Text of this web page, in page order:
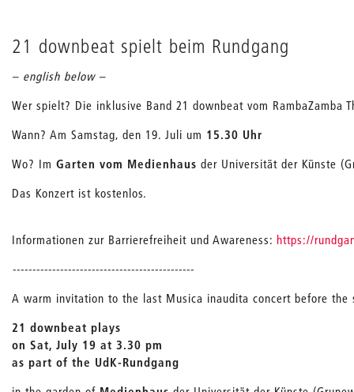
21 downbeat spielt beim Rundgang
– english below –
Wer spielt? Die inklusive Band 21 downbeat vom RambaZamba
Wann? Am Samstag, den 19. Juli um 15.30 Uhr
Wo? Im Garten vom Medienhaus der Universität der Künste
Das Konzert ist kostenlos.
Informationen zur Barrierefreiheit und Awareness: https://
----------------------------------------------
A warm invitation to the last Musica inaudita concert before the
21 downbeat plays
on Sat, July 19 at 3.30 pm
as part of the UdK-Rundgang